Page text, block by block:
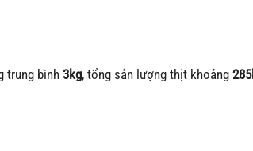
trung bình3kg, tổng sản lượng thịt khoảng